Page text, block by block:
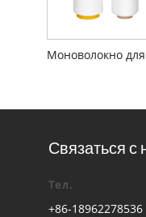
Связаться с
Тел.
+86-18962278536